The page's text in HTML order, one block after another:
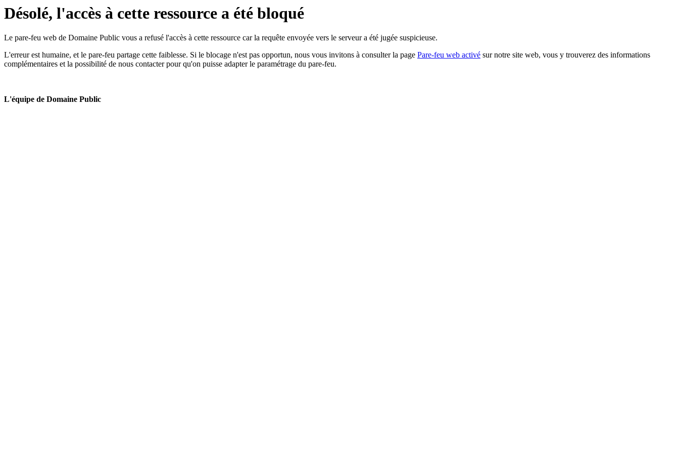
Désolé, l'accès à cette ressource a été bloqué
Le pare-feu web de Domaine Public vous a refusé l'accès à cette ressource car la requête envoyée vers le serveur a été jugée suspicieuse.
L'erreur est humaine, et le pare-feu partage cette faiblesse. Si le blocage n'est pas opportun, nous vous invitons à consulter la page Pare-feu web activé sur notre site web, vous y trouverez des informations
complémentaires et la possibilité de nous contacter pour qu'on puisse adapter le paramétrage du pare-feu.
L'équipe de Domaine Public